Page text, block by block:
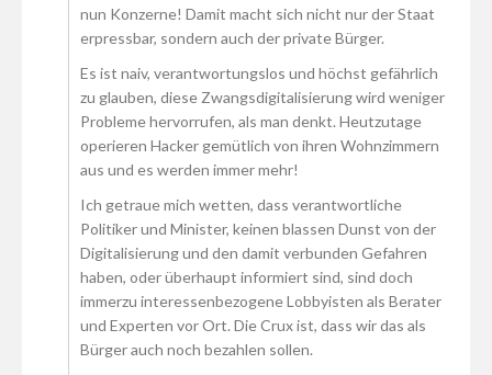
nun Konzerne! Damit macht sich nicht nur der Staat
erpressbar, sondern auch der private Bürger.
Es ist naiv, verantwortungslos und höchst gefährlich
zu glauben, diese Zwangsdigitalisierung wird weniger
Probleme hervorrufen, als man denkt. Heutzutage
operieren Hacker gemütlich von ihren Wohnzimmern
aus und es werden immer mehr!
Ich getraue mich wetten, dass verantwortliche
Politiker und Minister, keinen blassen Dunst von der
Digitalisierung und den damit verbunden Gefahren
haben, oder überhaupt informiert sind, sind doch
immerzu interessenbezogene Lobbyisten als Berater
und Experten vor Ort. Die Crux ist, dass wir das als
Bürger auch noch bezahlen sollen.